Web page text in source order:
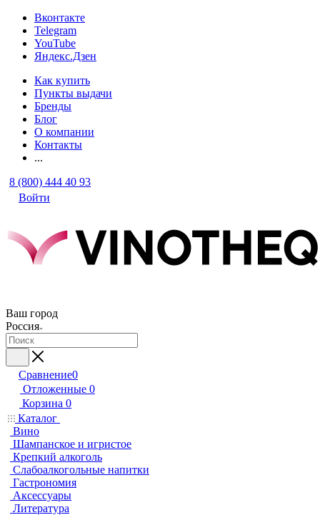
Вконтакте
Telegram
YouTube
Яндекс.Дзен
Как купить
Пункты выдачи
Бренды
Блог
О компании
Контакты
...
8 (800) 444 40 93
Войти
Ваш город
Россия
Сравнение0
Отложенные 0
Корзина 0
Каталог
Вино
Шампанское и игристое
Крепкий алкоголь
Слабоалкогольные напитки
Гастрономия
Аксессуары
Литература